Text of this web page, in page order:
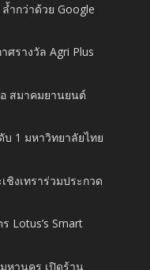
ำกว่าด้วย Google
ศรางวัล Agri Plus
สมาคมยานยนต์
1 มหาวิทยาลัยไทย
งเทราร่วมประกวด
Lotus’s Smart
หานคร เปิดร้าน